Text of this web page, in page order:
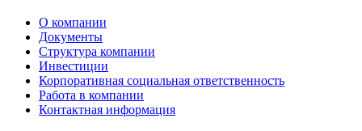
О компании
Документы
Структура компании
Инвестиции
Корпоративная социальная ответственность
Работа в компании
Контактная информация